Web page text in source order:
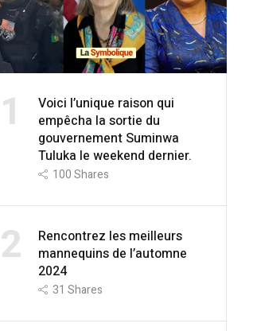
1
Voici l’unique raison qui
empêcha la sortie du
gouvernement Suminwa
Tuluka le weekend dernier.
100Shares
2
Rencontrez les meilleurs
mannequins de l’automne
2024
31 Shares